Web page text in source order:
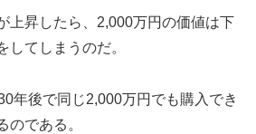
上昇したら、2,000万円の価値は下
してしまうのだ。
年後で同じ2,000万円でも購入でき
のである。